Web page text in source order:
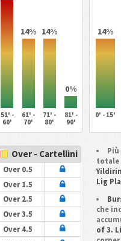
14% 14%
0%
51' -
60'
61' -
70'
71' -
80'
81' -
90'
14%
0' - 15'
Over - Cartellini
Over 0.5
Over 1.5
Over 2.5
Over 3.5
Over 4.5
Più
totale
Lig
che
of 3.